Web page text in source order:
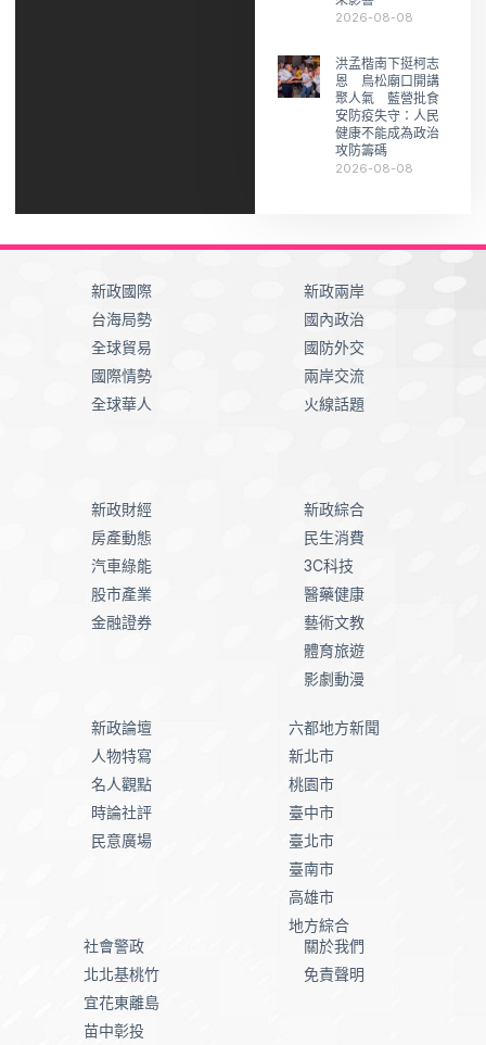
2026-08-08
洪孟楷南下挺柯志
恩 鳥松廟口開講
聚人氣 藍營批食
安防疫失守：人民
健康不能成為政治
攻防籌碼
2026-08-08
新政國際
台海局勢
全球貿易
國際情勢
全球華人
新政兩岸
國內政治
國防外交
兩岸交流
火線話題
新政財經
房產動態
汽車綠能
股市產業
金融證券
新政綜合
民生消費
3C科技
醫藥健康
藝術文教
體育旅遊
影劇動漫
新政論壇
人物特寫
名人觀點
時論社評
民意廣場
六都地方新聞
新北市
桃園市
臺中市
臺北市
臺南市
高雄市
地方綜合
社會警政
北北基桃竹
宜花東離島
苗中彰投
關於我們
免責聲明